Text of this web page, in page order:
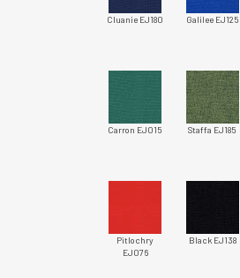
Cluanie EJ180 Galilee EJ125
Carron EJ015 Staffa EJ185
Pitlochry
EJ076
Black EJ138